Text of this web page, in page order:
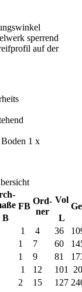
sperrend
auf der
1 x
FB
Ord-
ner
Vol
B
L
1 4 36
1 7 60
1 9 81
1 12 101
2 15 127